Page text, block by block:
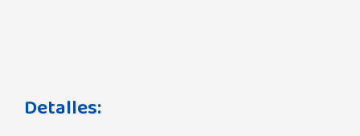
Detalles: